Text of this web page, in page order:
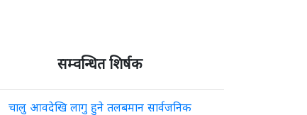
सम्वन्धित शिर्षक
चालु आवदेखि लागु हुने तलबमान सार्वजनिक